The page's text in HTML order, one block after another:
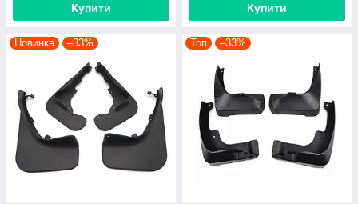
Купити Купити
Новинка –33% Топ –33%